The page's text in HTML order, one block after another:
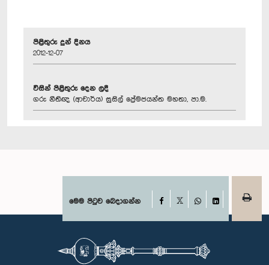
පිළිතුරු දුන් දිනය
2012-12-07
විසින් පිළිතුරු දෙන ලදී
ගරු නීතිඥ (ආචාර්ය) සුසිල් ප්‍රේමජයන්ත මහතා, පා.ම.
මෙම පිටුව බෙදාගන්න Facebook
WhatsAppLinkedIn